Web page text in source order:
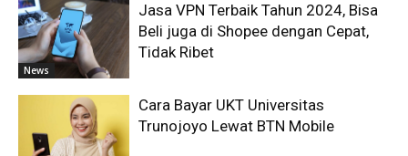
News
Jasa VPN Terbaik Tahun 2024, Bisa
Beli juga di Shopee dengan Cepat,
Tidak Ribet
Cara Bayar UKT Universitas
Trunojoyo Lewat BTN Mobile